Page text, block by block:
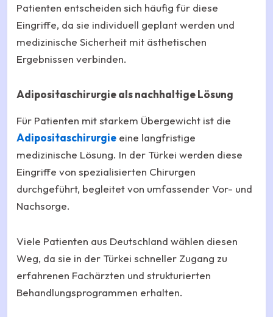
Patienten entscheiden sich häufig für diese
Eingriffe, da sie individuell geplant werden und
medizinische Sicherheit mit ästhetischen
Ergebnissen verbinden.
Adipositaschirurgie als nachhaltige Lösung
Für Patienten mit starkem Übergewicht ist die
Adipositaschirurgie eine langfristige
medizinische Lösung. In der Türkei werden diese
Eingriffe von spezialisierten Chirurgen
durchgeführt, begleitet von umfassender Vor- und
Nachsorge.
Viele Patienten aus Deutschland wählen diesen
Weg, da sie in der Türkei schneller Zugang zu
erfahrenen Fachärzten und strukturierten
Behandlungsprogrammen erhalten.